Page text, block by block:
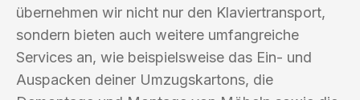
übernehmen wir nicht nur den Klaviertransport,
sondern bieten auch weitere umfangreiche
Services an, wie beispielsweise das Ein- und
Auspacken deiner Umzugskartons, die